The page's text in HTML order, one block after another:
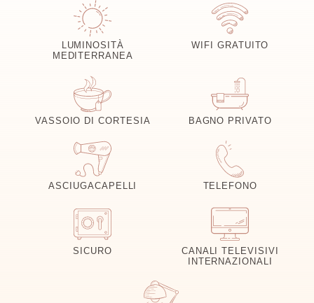
LUMINOSITÀ
MEDITERRANEA
WIFI GRATUITO
VASSOIO DI CORTESIA BAGNO PRIVATO
ASCIUGACAPELLI TELEFONO
SICURO
CANALI TELEVISIVI
INTERNAZIONALI